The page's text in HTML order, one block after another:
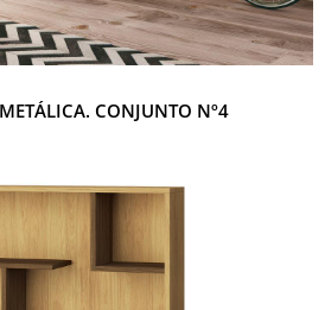
CONJUNTO Nº4